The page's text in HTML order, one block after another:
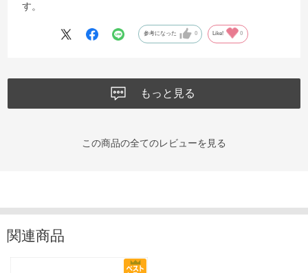
す。
参考になった 0 Like! 0
もっと見る
この商品の全てのレビューを見る
関連商品